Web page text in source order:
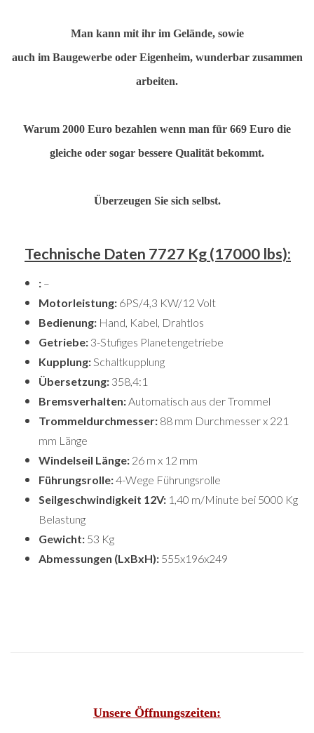
Man kann mit ihr im Gelände, sowie
auch im Baugewerbe oder Eigenheim, wunderbar zusammen
arbeiten.
Warum 2000 Euro bezahlen wenn man für 669 Euro die
gleiche oder sogar bessere Qualität bekommt.
Überzeugen Sie sich selbst.
Technische Daten 7727 Kg (17000 lbs):
: –
Motorleistung: 6PS/4,3 KW/12 Volt
Bedienung: Hand, Kabel, Drahtlos
Getriebe: 3-Stufiges Planetengetriebe
Kupplung:Schaltkupplung
Übersetzung: 358,4:1
Bremsverhalten:Automatisch aus der Trommel
Trommeldurchmesser: 88 mm Durchmesser x 221
mm Länge
Windelseil Länge: 26 m x 12 mm
Führungsrolle:4-Wege Führungsrolle
Seilgeschwindigkeit 12V: 1,40 m/Minute bei 5000 Kg
Belastung
Gewicht: 53 Kg
Abmessungen (LxBxH): 555x196x249
Unsere Öffnungszeiten: